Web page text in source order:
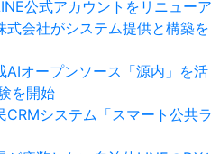
公式アカウントをリニューア
式会社がシステム提供と構築を
AIオープンソース「源内」を活
を開始
CRMシステム「スマート公共ラ